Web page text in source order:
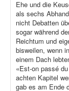
Ehe und die
als sechs
nicht Debatten
sogar während
Reichtum und
bisweilen, wenn
einem Dach
«Est-on passé
achten Kapitel
gab es am Ende